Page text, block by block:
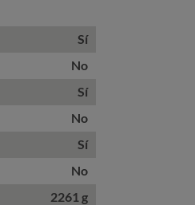
Sí
No
Sí
No
Sí
No
2261 g